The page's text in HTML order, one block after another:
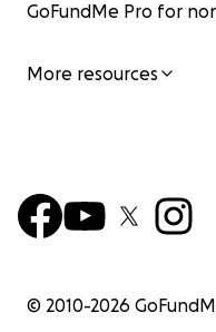
GoFundMe Pro for
More resources
© 2010-2026